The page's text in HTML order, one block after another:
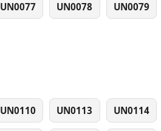
UN0077 UN0078 UN0079
UN0110 UN0113 UN0114